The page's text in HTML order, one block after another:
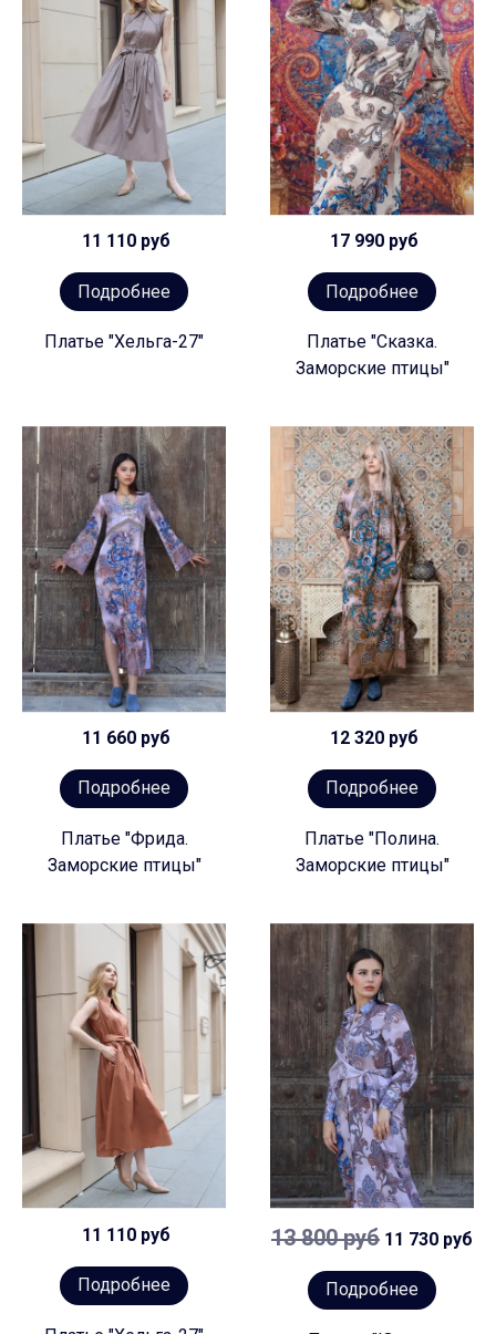
11 110 руб
Подробнее
Платье "Хельга-27"
17 990 руб
Подробнее
Платье "Сказка.
Заморские птицы"
11 660 руб
Подробнее
Платье "Фрида.
Заморские птицы"
12 320 руб
Подробнее
Платье "Полина.
Заморские птицы"
11 110 руб
Подробнее
13 800 руб 11 730 руб
Подробнее